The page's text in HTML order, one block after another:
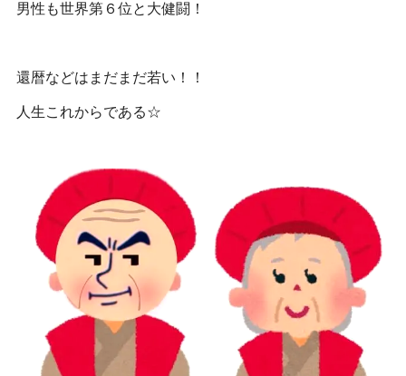
男性も世界第６位と大健闘！
還暦などはまだまだ若い！！
人生これからである☆